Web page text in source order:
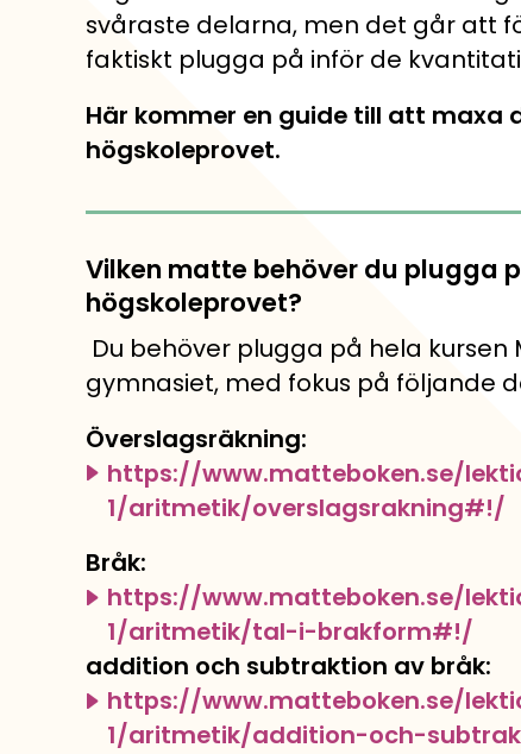
Pluggakuten,
Lekfullt
Jobba med oss
svåraste delarna, men det går att
faktiskt plugga på inför de
Här kommer en guide till att maxa
högskoleprovet.
Vilken matte behöver du plugga
högskoleprovet?
Du behöver plugga på hela kursen
gymnasiet, med fokus på följande
Överslagsräkning:
https://www.matteboken.se/
1/aritmetik/overslagsrakning#!/
Bråk:
https://www.matteboken.se/
1/aritmetik/tal-i-brakform#!/
addition och subtraktion av bråk:
https://www.matteboken.se/
1/aritmetik/addition-och-